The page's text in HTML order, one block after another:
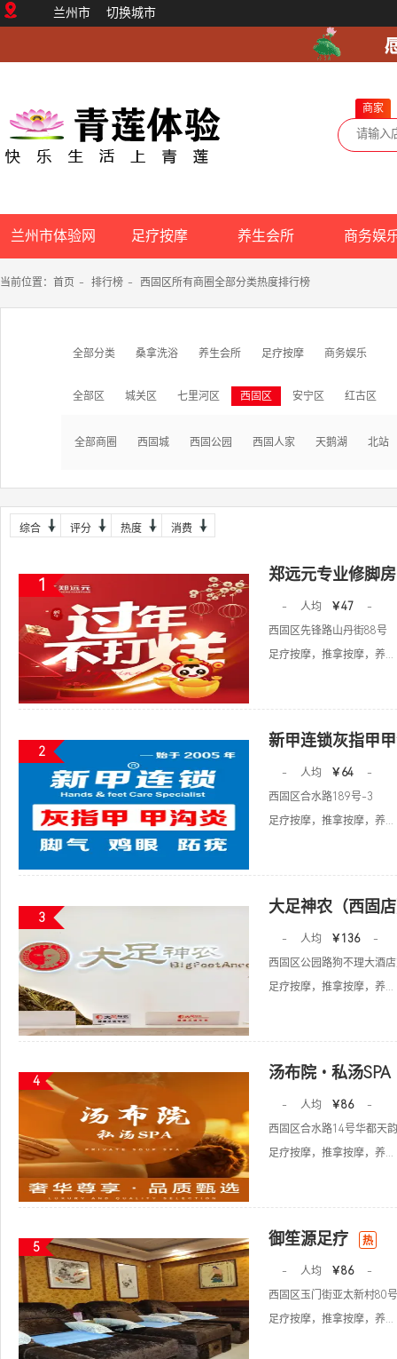
兰州市 切换城市
商家
兰州市体验网 足疗按摩 养生会所 商务娱
当前位置： 首页 - 排行榜 - 西固区所有商圈全部分类热度排行榜
全部分类 桑拿洗浴 养生会所 足疗按摩 商务娱乐
全部区 城关区 七里河区 西固区 安宁区 红古区
全部商圈 西固城 西固公园 西固人家 天鹅湖 北站
综合 评分 热度 消费
1
郑远元专业修脚
- 人均 ￥47
-
西固区先锋路山丹街88号
足疗按摩，推拿按摩，养...
2
新甲连锁灰指甲
- 人均 ￥64
-
西固区合水路189号-3
足疗按摩，推拿按摩，养...
3
大足神农（西固
- 人均 ￥136
-
西固区公园路狗不理大酒
足疗按摩，推拿按摩，养...
4 汤布院•私汤SPA
- 人均 ￥86
-
西固区合水路14号华都天
足疗按摩，推拿按摩，养...
5 御笙源足疗 热
- 人均 ￥86
-
西固区玉门街亚太新村80
足疗按摩，推拿按摩，养...